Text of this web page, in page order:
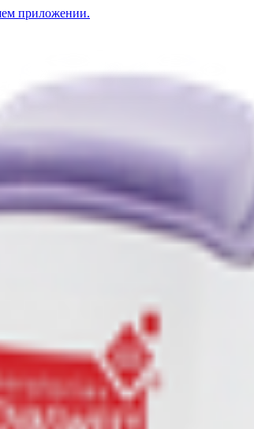
приложении.